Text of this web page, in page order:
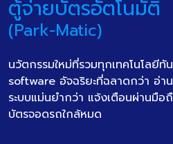
ตู้จ่ายบัตรอัตโนมัติ
(Park-Matic)
นวัตกรรมใหม่ที่รวมทุกเทคโนโลยีทั
software อัจฉริยะที่ฉลาดกว่า อ่า
ระบบแม่นยำกว่า แจ้งเตือนผ่านมื
บัตรจอดรถใกล้หมด